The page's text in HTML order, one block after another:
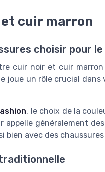
cuir marron
choisir pour
cuir noir et cuir
joue un rôle crucial
, le choix de la
appelle généralement
bien avec des